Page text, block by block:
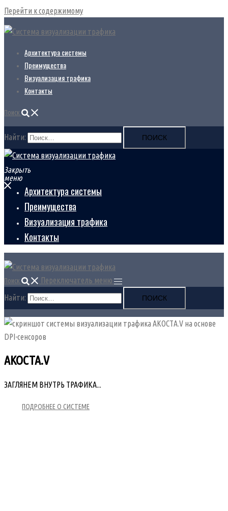
Перейти к содержимому
Архитектура системы
Преимущества
Визуализация трафика
Контакты
Поиск
Найти:
Закрыть
меню
Архитектура системы
Преимущества
Визуализация трафика
Контакты
Поиск
Переключатель меню
Найти:
АКОСТА.V
ЗАГЛЯНЕМ ВНУТРЬ ТРАФИКА...
ПОДРОБНЕЕ О СИСТЕМЕ